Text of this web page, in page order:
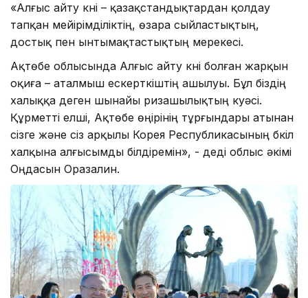
«Алғыс айту күні – қазақстандықтардан қолдау
тапқан мейірімділіктің, өзара сыйластықтың,
достық пен ынтымақтастықтың мерекесі.
Ақтөбе облысында Алғыс айту күні болған жарқын
оқиға – аталмыш ескерткіштің ашылуы. Бұл біздің
халыққа деген шынайы ризашылықтың куәсі.
Құрметті елші, Ақтөбе өңірінің тұрғындары атынан
сізге және сіз арқылы Корея Республикасының бүкіл
халқына алғысымды білдіремін», - деді облыс әкімі
Оңдасын Оразалин.